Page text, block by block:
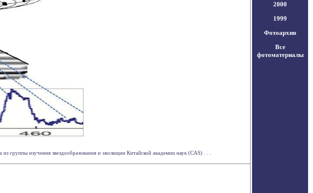
группы изучения звездообразования и эволюции Китайской академии наук (CAS) . . .
2000
1999
Фотоархив
Все
фотоматериалы